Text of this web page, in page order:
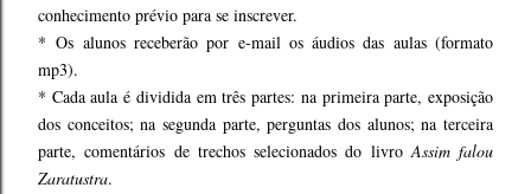
conhecimento prévio para se inscrever.
* Os alunos receberão por e-mail os áudios das aulas (formato
mp3).
* Cada aula é dividida em três partes: na primeira parte, exposição
dos conceitos; na segunda parte, perguntas dos alunos; na terceira
parte, comentários de trechos selecionados do livroAssim falou
Zaratustra.